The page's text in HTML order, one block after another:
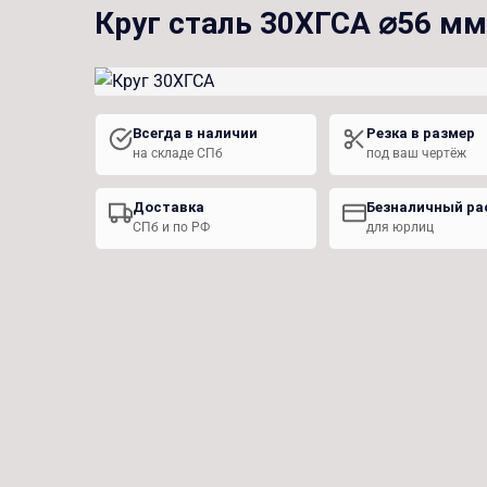
Круг сталь 30ХГСА ⌀56 мм
Всегда в наличии
на складе СПб
Резка в размер
под ваш чертёж
Доставка
СПб и по РФ
Безналичный
для юрлиц